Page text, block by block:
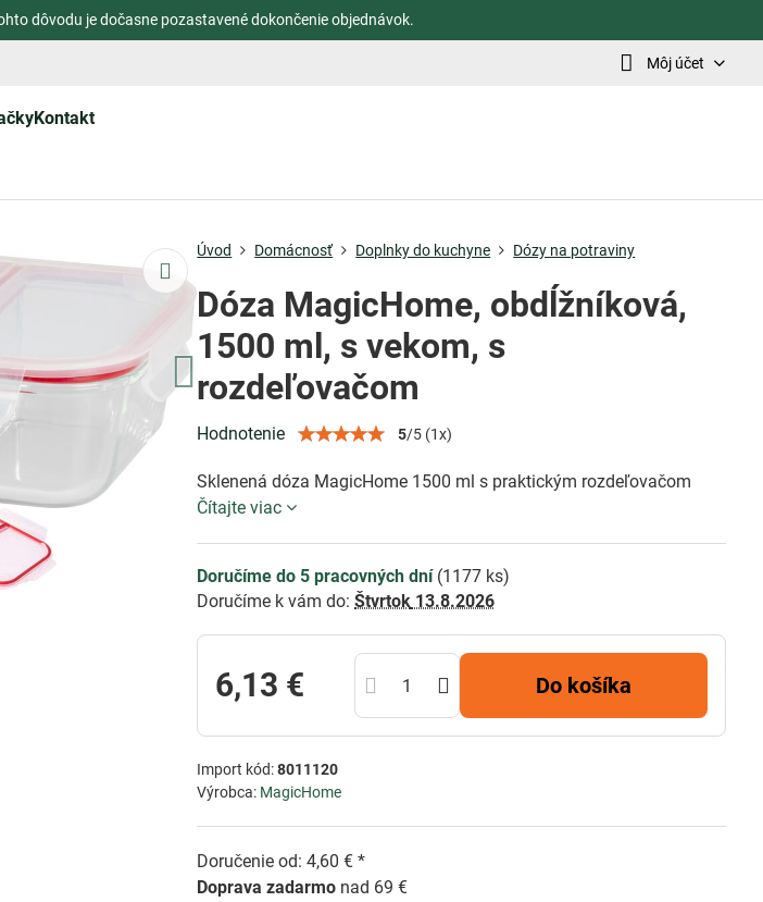
dôvodu je dočasne pozastavené dokončenie objednávok.
Môj účet
Kontakt
Úvod Domácnosť Doplnky do kuchyne Dózy na potraviny
Dóza MagicHome, obdĺžníková,
1500 ml, s vekom, s
rozdeľovačom
Hodnotenie 5/5 (1x)
Sklenená dóza MagicHome 1500 ml s praktickým rozdeľovačom
Čítajte viac
Doručíme do 5 pracovných dní (1177 ks)
Doručíme k vám do:Štvrtok 13.8.2026
6,13 € Do košíka
Import kód:8011120
Výrobca: MagicHome
Doručenie od: 4,60 € *
Doprava zadarmo nad 69 €